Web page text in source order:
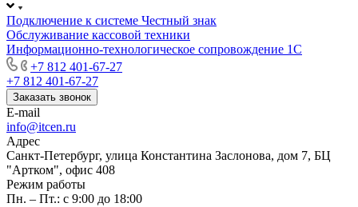
Подключение к системе Честный знак
Обслуживание кассовой техники
Информационно-технологическое сопровождение 1C
+7 812 401-67-27
+7 812 401-67-27
Заказать звонок
E-mail
info@itcen.ru
Адрес
Санкт-Петербург, улица Константина Заслонова, дом 7, БЦ
"Артком", офис 408
Режим работы
Пн. – Пт.: с 9:00 до 18:00